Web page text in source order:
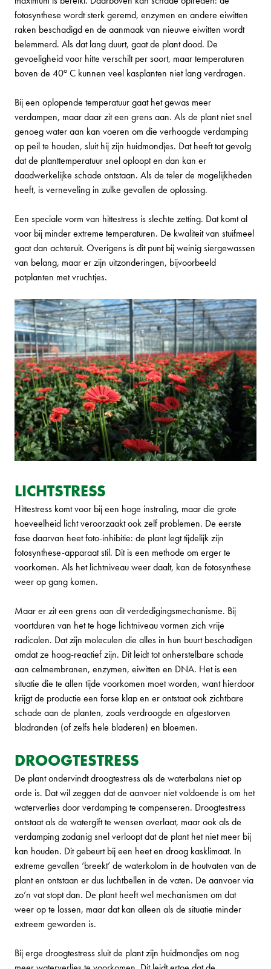
fotosynthese wordt sterk geremd, enzymen en andere eiwitten
raken beschadigd en de aanmaak van nieuwe eiwitten wordt
belemmerd. Als dat lang duurt, gaat de plant dood. De
gevoeligheid voor hitte verschilt per soort, maar temperaturen
boven de 40o C kunnen veel kasplanten niet lang verdragen.
Bij een oplopende temperatuur gaat het gewas meer
verdampen, maar daar zit een grens aan. Als de plant niet snel
genoeg water aan kan voeren om die verhoogde verdamping
op peil te houden, sluit hij zijn huidmondjes. Dat heeft tot gevolg
dat de planttemperatuur snel oploopt en dan kan er
daadwerkelijke schade ontstaan. Als de teler de mogelijkheden
heeft, is verneveling in zulke gevallen de oplossing.
Een speciale vorm van hittestress is slechte zetting. Dat komt al
voor bij minder extreme temperaturen. De kwaliteit van stuifmeel
gaat dan achteruit. Overigens is dit punt bij weinig siergewassen
van belang, maar er zijn uitzonderingen, bijvoorbeeld
potplanten met vruchtjes.
LICHTSTRESS
Hittestress komt voor bij een hoge instraling, maar die grote
hoeveelheid licht veroorzaakt ook zelf problemen. De eerste
fase daarvan heet foto-inhibitie: de plant legt tijdelijk zijn
fotosynthese-apparaat stil. Dit is een methode om erger te
voorkomen. Als het lichtniveau weer daalt, kan de fotosynthese
weer op gang komen.
Maar er zit een grens aan dit verdedigingsmechanisme. Bij
voortduren van het te hoge lichtniveau vormen zich vrije
radicalen. Dat zijn moleculen die alles in hun buurt beschadigen
omdat ze hoog-reactief zijn. Dit leidt tot onherstelbare schade
aan celmembranen, enzymen, eiwitten en DNA. Het is een
situatie die te allen tijde voorkomen moet worden, want hierdoor
krijgt de productie een forse klap en er ontstaat ook zichtbare
schade aan de planten, zoals verdroogde en afgestorven
bladranden (of zelfs hele bladeren) en bloemen.
DROOGTESTRESS
De plant ondervindt droogtestress als de waterbalans niet op
orde is. Dat wil zeggen dat de aanvoer niet voldoende is om het
waterverlies door verdamping te compenseren. Droogtestress
ontstaat als de watergift te wensen overlaat, maar ook als de
verdamping zodanig snel verloopt dat de plant het niet meer bij
kan houden. Dit gebeurt bij een heet en droog kasklimaat. In
extreme gevallen ‘breekt’ de waterkolom in de houtvaten van de
plant en ontstaan er dus luchtbellen in de vaten. De aanvoer via
zo’n vat stopt dan. De plant heeft wel mechanismen om dat
weer op te lossen, maar dat kan alleen als de situatie minder
extreem geworden is.
Bij erge droogtestress sluit de plant zijn huidmondjes om nog